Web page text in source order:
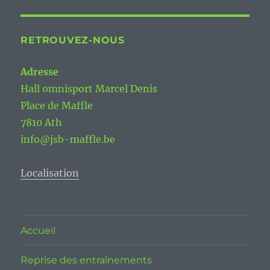
RETROUVEZ-NOUS
Adresse
Hall omnisport Marcel Denis
Place de Maffle
7810 Ath
info@jsb-maffle.be
Localisation
Accueil
Reprise des entraînements